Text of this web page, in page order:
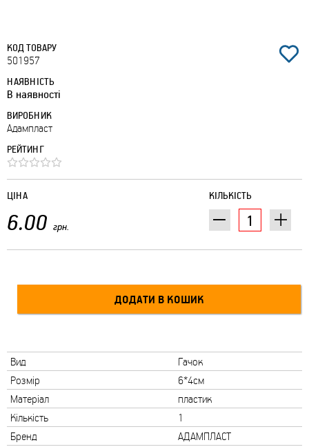
КОД ТОВАРУ
501957
НАЯВНІСТЬ
В наявності
ВИРОБНИК
Адампласт
РЕЙТИНГ
КІЛЬКІСТЬ
ЦІНА
6.00 грн.
Вид
Гачок
Розмір
6*4см
Матеріал
пластик
Кількість
1
Бренд
АДАМПЛАСТ